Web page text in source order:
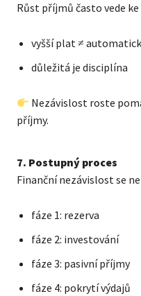
Růst příjmů často vede ke
vyšší plat ≠
důležitá je disciplína
Nezávislost roste
příjmy.
7. Postupný proces
Finanční nezávislost se
fáze 1: rezerva
fáze 2: investování
fáze 3: pasivní příjmy
fáze 4: pokrytí výdajů